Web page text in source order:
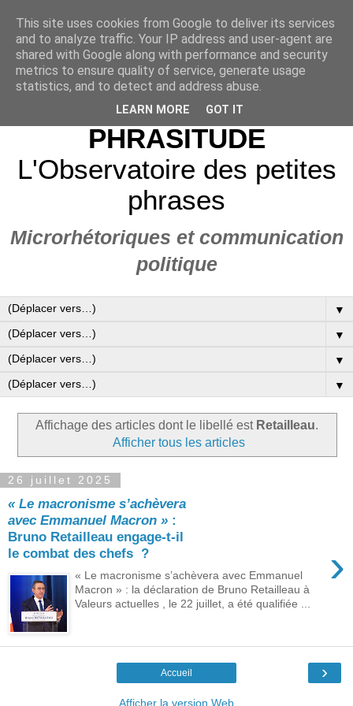
PHRASITUDE
L'Observatoire des petites
phrases
Microrhétoriques et communication
politique
▼
▼
▼
▼
Affichage des articles dont le libellé est Retailleau.
Afficher tous les articles
26 juillet 2025
« Le macronisme s’achèvera
avec Emmanuel Macron » :
Bruno Retailleau engage-t-il
le combat des chefs ?
›
« Le macronisme s’achèvera avec Emmanuel
Macron » : la déclaration de Bruno Retailleau à
Valeurs actuelles , le 22 juillet, a été qualifiée ...
›
Accueil
Afficher la version Web
This site uses cookies from Google to deliver its services
and to analyze traffic. Your IP address and user-agent are
shared with Google along with performance and security
metrics to ensure quality of service, generate usage
statistics, and to detect and address abuse.
LEARN MORE GOT IT